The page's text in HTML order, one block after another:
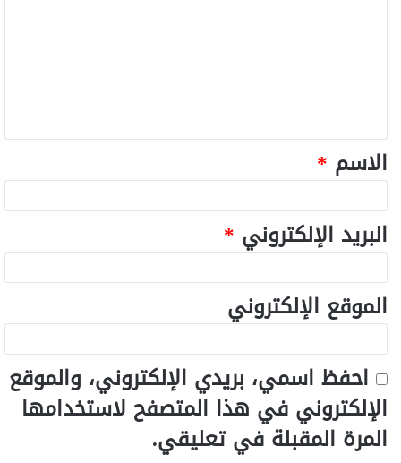
الاسم *
البريد الإلكتروني *
الموقع الإلكتروني
احفظ اسمي، بريدي الإلكتروني، والموقع
الإلكتروني في هذا المتصفح لاستخدامها
المرة المقبلة في تعليقي.